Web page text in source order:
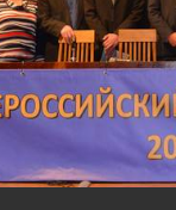
судебных медиков
года